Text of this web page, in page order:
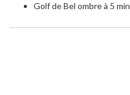
Golf de Bel ombre à 5 min